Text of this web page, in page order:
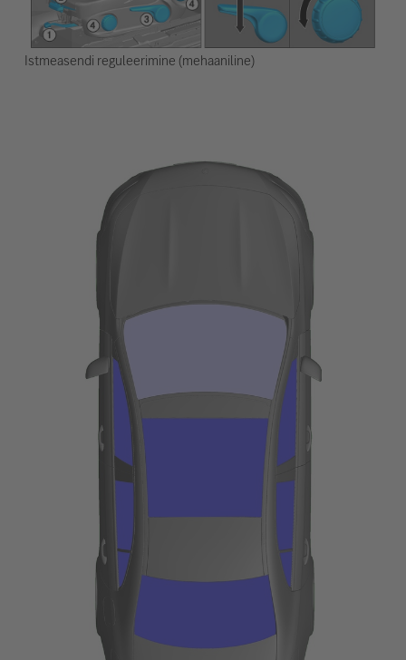
Istmeasendi reguleerimine (mehaaniline)